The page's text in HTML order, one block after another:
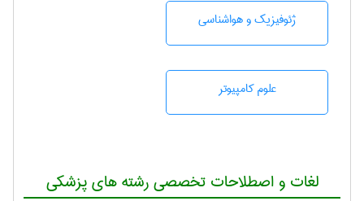
ژئوفيزيك و هواشناسی
علوم کامپیوتر
لغات و اصطلاحات تخصصی رشته های پزشکی